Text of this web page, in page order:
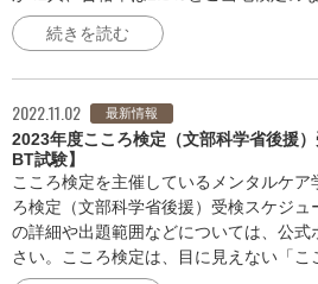
続きを読む
2022.11.02 最新情報
2023年度こころ検定（文部科学省後援
BT試験】
こころ検定を主催しているメンタルケア
ろ検定（文部科学省後援）受検スケジ
の詳細や出題範囲などについては、公
さい。こころ検定は、目に見えない「こ